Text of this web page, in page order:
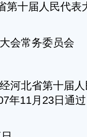
第十届人民代表
会常务委员会
河北省第十届
年11月23日通